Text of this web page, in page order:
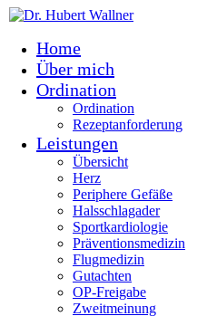
Home
Über mich
Ordination
Ordination
Rezept­­anforderung
Leistungen
Übersicht
Herz
Periphere Gefäße
Hals­schlag­ader
Sport­kardiologie
Präventions­­medizin
Flug­medizin
Gutachten
OP-Freigabe
Zweit­meinung